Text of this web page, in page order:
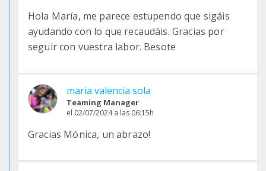
Hola María, me parece estupendo que sigáis
ayudando con lo que recaudáis. Gracias por
seguir con vuestra labor. Besote
maria valencia sola
Teaming Manager
el 02/07/2024 a las 06:15h
Gracias Mónica, un abrazo!